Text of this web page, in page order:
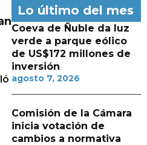
Lo último del mes
Coeva de Ñuble da luz
verde a parque eólico
de US$172 millones de
inversión
agosto 7, 2026
Comisión de la Cámara
inicia votación de
cambios a normativa